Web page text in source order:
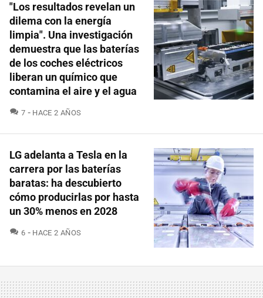
"Los resultados revelan un
dilema con la energía
limpia". Una investigación
demuestra que las baterías
de los coches eléctricos
liberan un químico que
contamina el aire y el agua
7 COMENTARIOS
HACE 2 AÑOS
LG adelanta a Tesla en la
carrera por las baterías
baratas: ha descubierto
cómo producirlas por hasta
un 30% menos en 2028
6 COMENTARIOS
HACE 2 AÑOS